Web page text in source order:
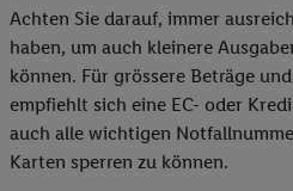
Achten Sie darauf, immer
haben, um auch kleinere
können. Für grössere Beträge
empfiehlt sich eine EC- oder
auch alle wichtigen
Karten sperren zu können.